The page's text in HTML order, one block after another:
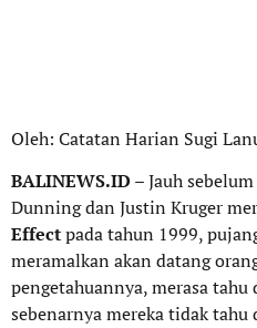
Oleh: Catatan Harian Sugi
BALINEWS.ID– Jauh
Dunning dan Justin Kruger
Effectpada tahun 1999,
meramalkan akan datang
pengetahuannya, merasa tahu
sebenarnya mereka tidak